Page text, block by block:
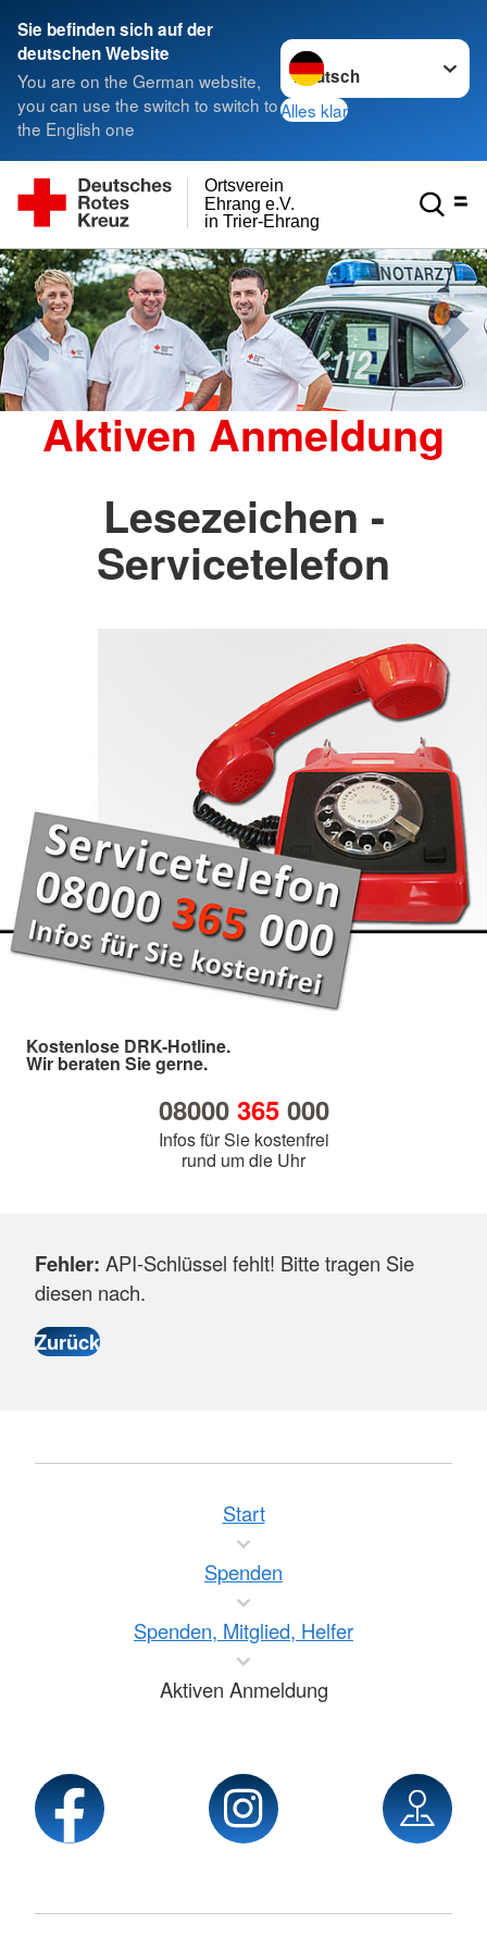
Sie befinden sich auf der
deutschen Website
You are on the German website,
you can use the switch to switch to
the English one
Sprache wechseln zu
Alles klar
in Trier-Ehrang
Ehrang e.V.
Ortsverein
Aktiven Anmeldung
Lesezeichen -
Servicetelefon
Kostenlose DRK-Hotline.
Wir beraten Sie gerne.
08000 365000
Infos für Sie kostenfrei
rund um die Uhr
Fehler: API-Schlüssel fehlt! Bitte tragen Sie
diesen nach.
Start
Spenden
Spenden, Mitglied, Helfer
Aktiven Anmeldung